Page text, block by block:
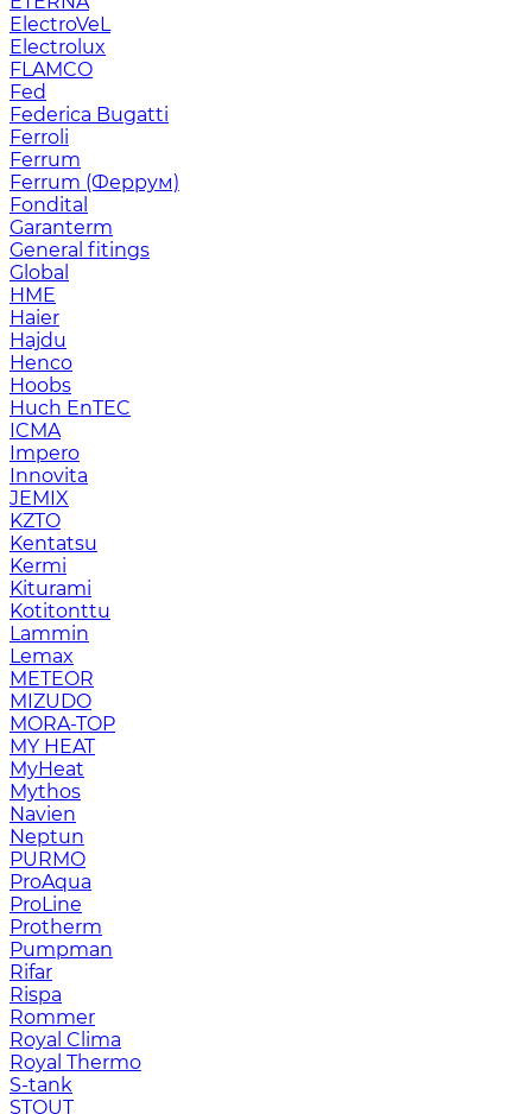
ElectroVeL
Electrolux
FLAMCO
Fed
Federica Bugatti
Ferroli
Ferrum
Ferrum (Феррум)
Fondital
Garanterm
General fitings
Global
HME
Haier
Hajdu
Henco
Hoobs
Huch EnTEC
ICMA
Impero
Innovita
JEMIX
KZTO
Kentatsu
Kermi
Kiturami
Kotitonttu
Lammin
Lemax
METEOR
MIZUDO
MORA-TOP
MY HEAT
MyHeat
Mythos
Navien
Neptun
PURMO
ProAqua
ProLine
Protherm
Pumpman
Rifar
Rispa
Rommer
Royal Clima
Royal Thermo
S-tank
STOUT